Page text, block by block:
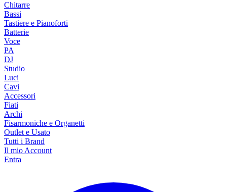
Chitarre
Bassi
Tastiere e Pianoforti
Batterie
Voce
PA
DJ
Studio
Luci
Cavi
Accessori
Fiati
Archi
Fisarmoniche e Organetti
Outlet e Usato
Tutti i Brand
Il mio Account
Entra